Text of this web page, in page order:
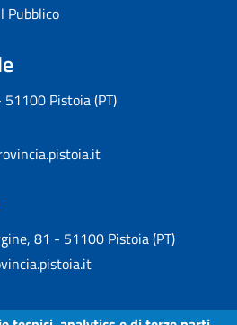
Pubblico
51100 Pistoia (PT)
81 - 51100 Pistoia (PT)